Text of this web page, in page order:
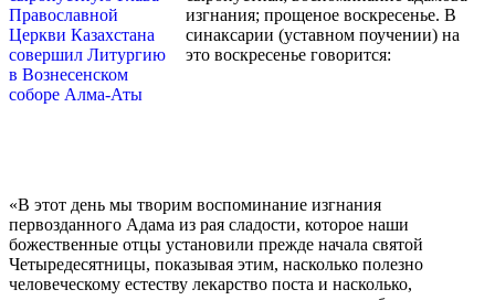
изгнания; прощеное воскресенье. В
синаксарии (уставном поучении) на
это воскресенье говорится:
«В этот день мы творим воспоминание изгнания
первозданного Адама из рая сладости, которое наши
божественные отцы установили прежде начала святой
Четыредесятницы, показывая этим, насколько полезно
человеческому естеству лекарство поста и насколько,